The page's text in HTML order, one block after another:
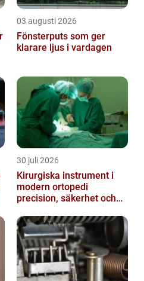
03 augusti 2026
Fönsterputs som ger
klarare ljus i vardagen
30 juli 2026
Kirurgiska instrument i
modern ortopedi
precision, säkerhet och